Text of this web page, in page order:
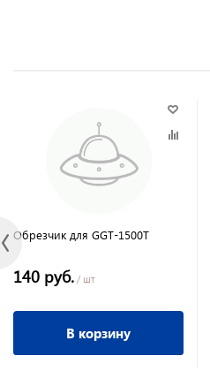
Обрезчик для GGT-1500Т
140 руб. / шт
В корзину